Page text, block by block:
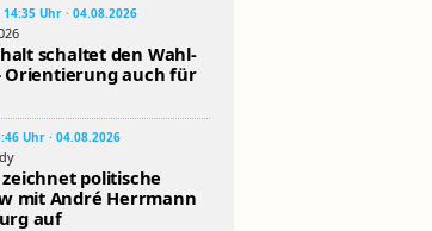
Uhr · 04.08.2026
schaltet den Wahl-
Orientierung auch für
Uhr · 04.08.2026
zeichnet politische
mit André Herrmann
auf